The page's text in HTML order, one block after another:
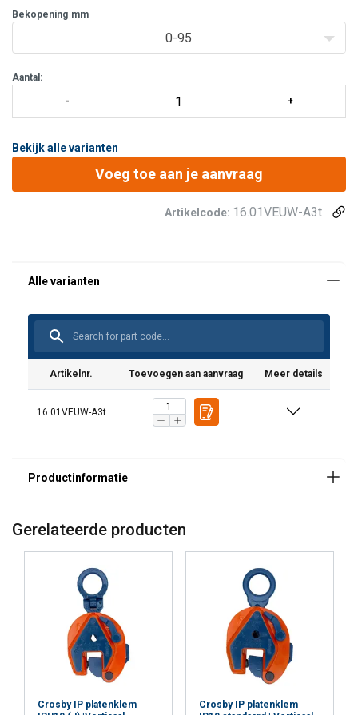
Bekopening mm
0-95
Aantal:
Bekijk alle varianten
Voeg toe aan je aanvraag
Artikelcode: 16.01VEUW-A3t
Artikelnr. Toevoegen aan aanvraag Meer details
16.01VEUW-A3t
Gerelateerde producten
Crosby IP platenklem
Crosby IP platenklem